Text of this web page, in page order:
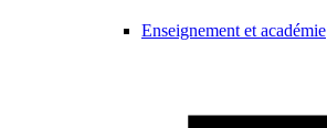
Enseignement et académie